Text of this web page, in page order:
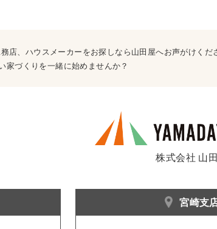
店、ハウスメーカーをお探しなら山田屋へお声がけく
家づくりを一緒に始めませんか？
株式会社 山
宮崎支